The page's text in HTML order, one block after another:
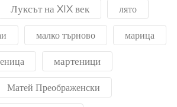
Луксът на XIX век лято
малко търново марица
мартеници
Матей Преображенски